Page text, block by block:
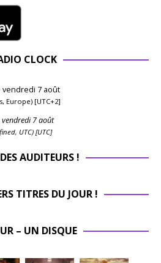
CLOCK
vendredi 7 août
Europe) [UTC+2]
vendredi 7 août
UTC) [UTC]
AUDITEURS !
TITRES DU JOUR !
– UN DISQUE